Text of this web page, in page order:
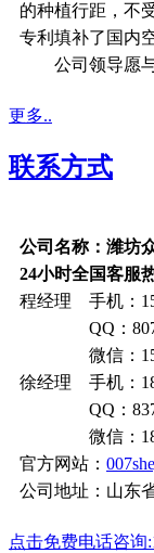
的种植行距，不
专利填补了国内
公司领导愿与
更多..
联系方式
公司名称：潍坊
24小时全国客服
程经理 手机：
QQ：
微信：
徐经理 手机：
QQ：
微信：
官方网站：
公司地址：山东
点击免费电话咨询